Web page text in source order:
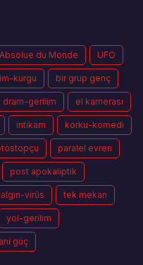
du Monde UFO
kurgu bir grup genç
dram-gerilim el kamerası
intikam korku-komedi
paralel evren
post apokaliptik
virüs tek mekan
yol-gerilim
güç